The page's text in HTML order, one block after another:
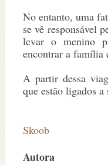
No entanto, uma
se vê responsável
levar o menino
encontrar a família
A partir dessa
que estão ligados
Skoob
Autora